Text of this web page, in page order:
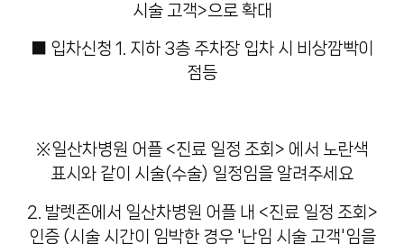
시술 고객>으로 확대
■ 입차신청 1. 지하 3층 주차장 입차 시 비상깜빡이
점등
※일산차병원 어플 <진료 일정 조회> 에서 노란색
표시와 같이 시술(수술) 일정임을 알려주세요
2. 발렛존에서 일산차병원 어플 내 <진료 일정 조회>
인증 (시술 시간이 임박한 경우 '난임 시술 고객'임을